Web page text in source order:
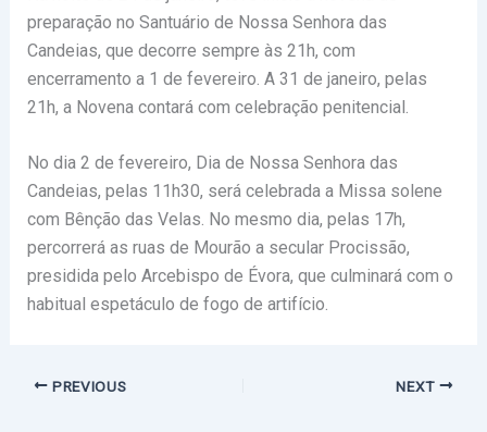
preparação no Santuário de Nossa Senhora das
Candeias, que decorre sempre às 21h, com
encerramento a 1 de fevereiro. A 31 de janeiro, pelas
21h, a Novena contará com celebração penitencial.
No dia 2 de fevereiro, Dia de Nossa Senhora das
Candeias, pelas 11h30, será celebrada a Missa solene
com Bênção das Velas. No mesmo dia, pelas 17h,
percorrerá as ruas de Mourão a secular Procissão,
presidida pelo Arcebispo de Évora, que culminará com o
habitual espetáculo de fogo de artifício.
PREVIOUS NEXT